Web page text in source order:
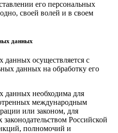
его персональных
своей волей и в своем
данных
данных осуществляется с
данных на обработку его
данных необходима для
международным
или законом, для
Российской
полномочий и